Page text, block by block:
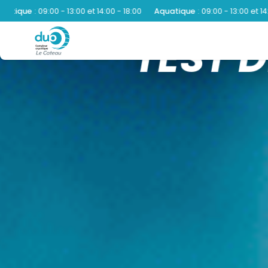
14:00 - 18:00 Aquatique:09:00 - 13:00 et 14:00 - 18:00
TEST